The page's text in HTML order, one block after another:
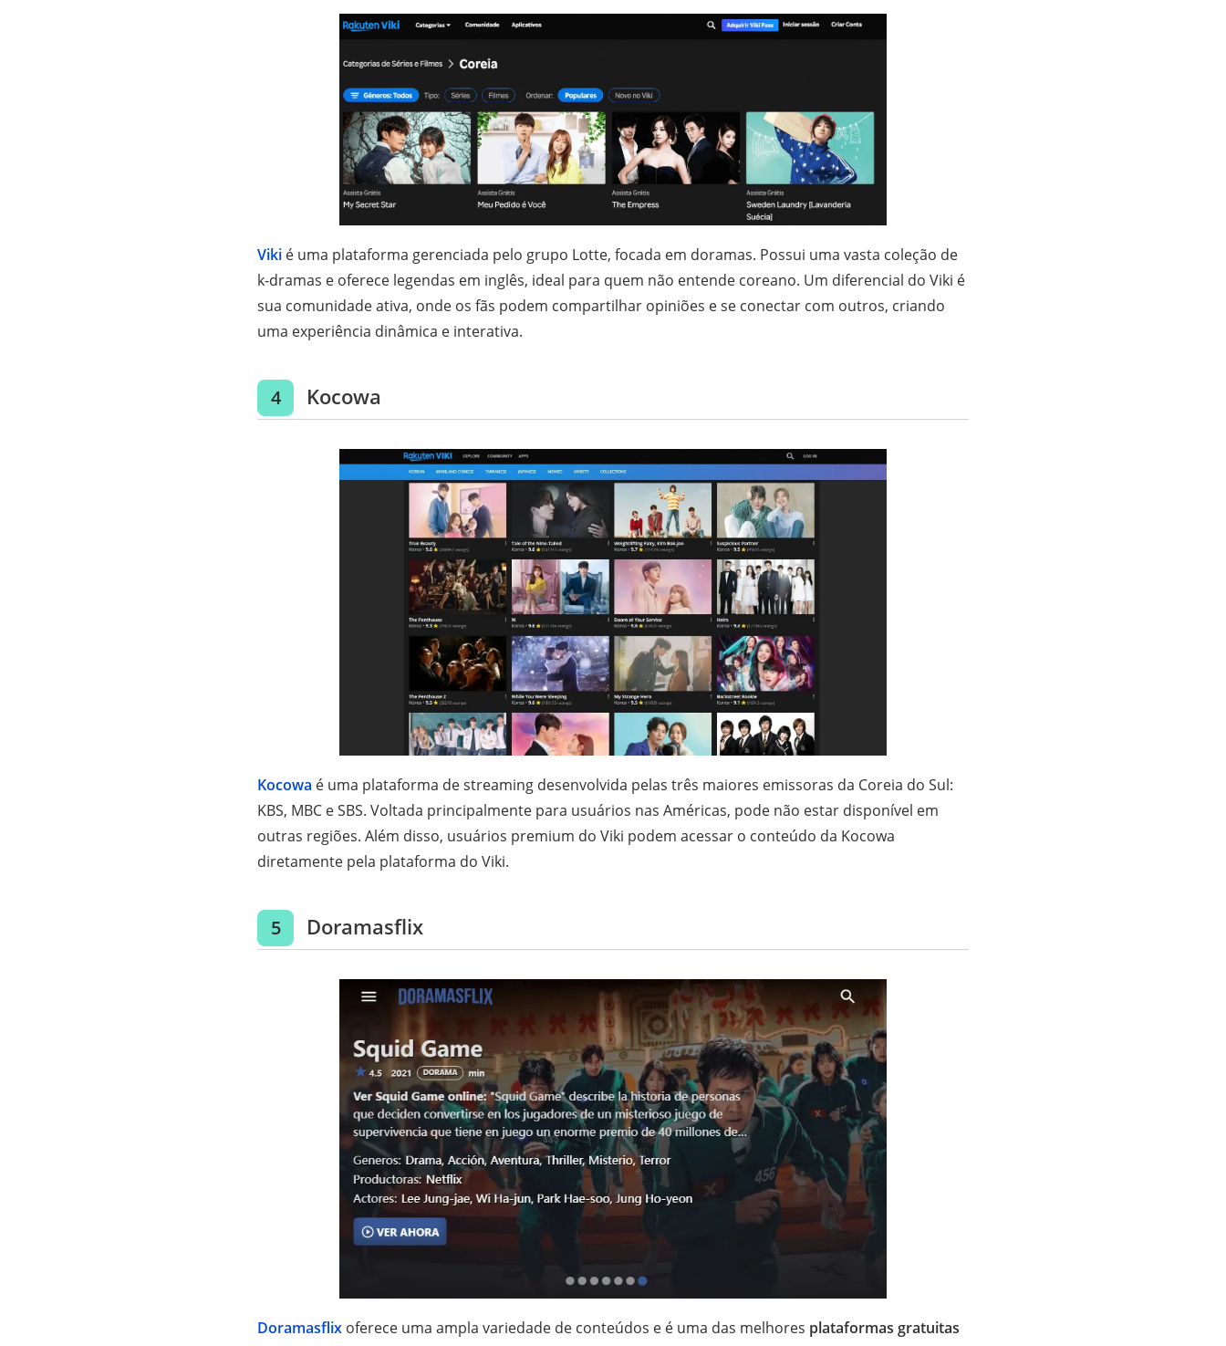
Viki é uma plataforma gerenciada pelo grupo Lotte, focada em doramas. Possui uma vasta coleção de
k-dramas e oferece legendas em inglês, ideal para quem não entende coreano. Um diferencial do Viki é
sua comunidade ativa, onde os fãs podem compartilhar opiniões e se conectar com outros, criando
uma experiência dinâmica e interativa.
4 Kocowa
Kocowa é uma plataforma de streaming desenvolvida pelas três maiores emissoras da Coreia do Sul:
KBS, MBC e SBS. Voltada principalmente para usuários nas Américas, pode não estar disponível em
outras regiões. Além disso, usuários premium do Viki podem acessar o conteúdo da Kocowa
diretamente pela plataforma do Viki.
5 Doramasflix
Doramasflix oferece uma ampla variedade de conteúdos e é uma das melhores plataformas gratuitas